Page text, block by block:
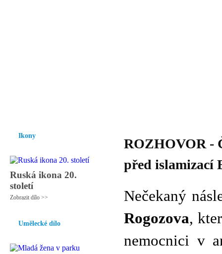
Ikony
Ruská ikona 20.
století
Zobrazit dílo >>
Umělecké dílo
ROZHOVOR -
před islamizací
Nečekaný
Rogozova,
nemocnici v